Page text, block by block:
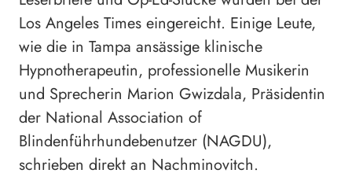
Los Angeles Times eingereicht. Einige Leute,
wie die in Tampa ansässige klinische
Hypnotherapeutin, professionelle Musikerin
und Sprecherin Marion Gwizdala, Präsidentin
der National Association of
Blindenführhundebenutzer (NAGDU),
schrieben direkt an Nachminovitch.